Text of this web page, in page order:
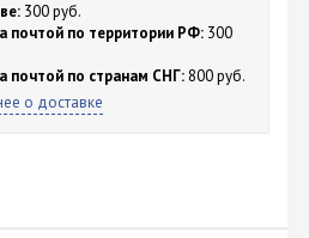
300 руб.
почтой по территории РФ:300
почтой по странам СНГ:800 руб.
о доставке